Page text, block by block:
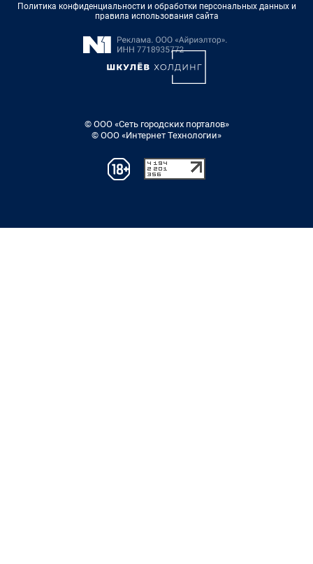
Политика конфиденциальности и обработки персональных данных и
правила использования сайта
© ООО «Сеть городских порталов»
© ООО «Интернет Технологии»